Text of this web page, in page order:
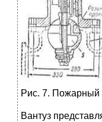
Рис. 7. Пожарный
Вантуз